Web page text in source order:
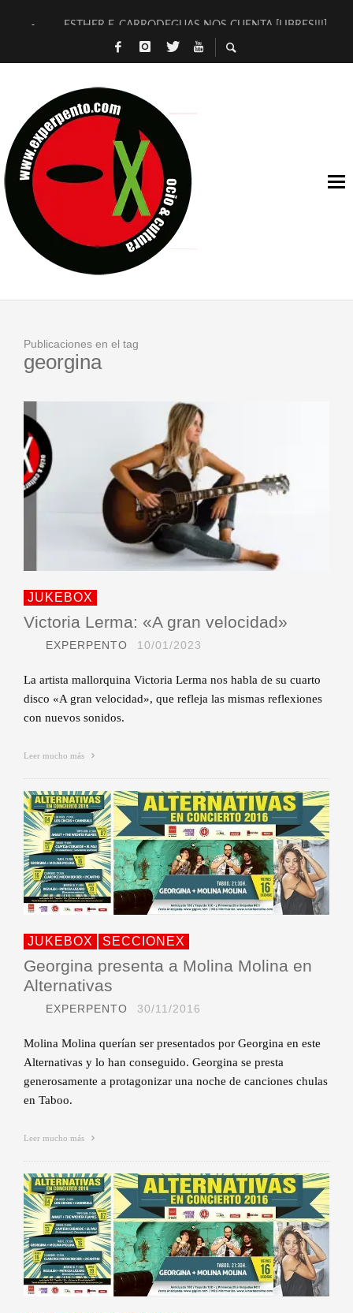
ESTHER F. CARRODEGUAS NOS CUENTA [LIBRES!!!]
[TERRA DE GUAPES] DE SANDRA MONFORT
TIMBRE 4, LA ESCUELA DEL DIRECTOR TEATRAL CLAUDIO
30 AÑOS (NO ES NADA) DE LA KATARSIS DEL TOMATAZO
MILITARES JUDÍAS EN #EXVITA
D’BALDOMEROS REINVENTAN [BITÁCORA 3.0] EN EXVITA
MARSHALL FLASH PRESENTA EN EXVITA [RELATIVA
JOFRE BARDAGÍ EN EXVITA INTERPRETANDO A SERRAT
Publicaciones en el tag
georgina
JUKEBOX
Victoria Lerma: «A gran velocidad»
EXPERPENTO 10/01/2023
La artista mallorquina Victoria Lerma nos habla de su cuarto
disco «A gran velocidad», que refleja las mismas reflexiones
con nuevos sonidos.
Leer mucho más
JUKEBOX SECCIONEX
Georgina presenta a Molina Molina en
Alternativas
EXPERPENTO 30/11/2016
Molina Molina querían ser presentados por Georgina en este
Alternativas y lo han conseguido. Georgina se presta
generosamente a protagonizar una noche de canciones chulas
en Taboo.
Leer mucho más